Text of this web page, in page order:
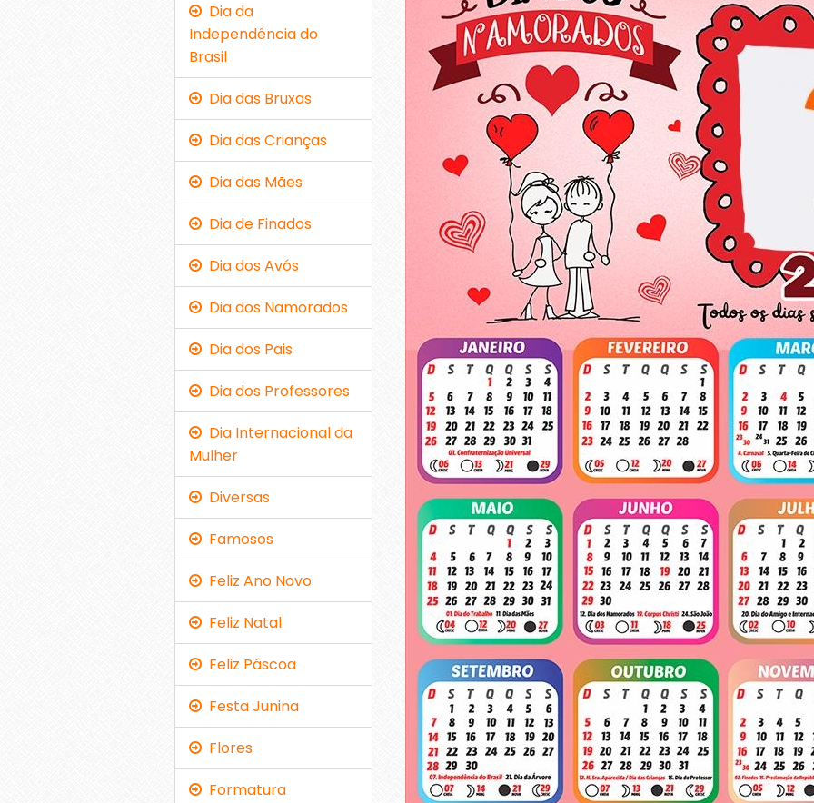
Dia da
Independência do
Brasil
Dia das Bruxas
Dia das Crianças
Dia das Mães
Dia de Finados
Dia dos Avós
Dia dos Namorados
Dia dos Pais
Dia dos Professores
Dia Internacional da
Mulher
Diversas
Famosos
Feliz Ano Novo
Feliz Natal
Feliz Páscoa
Festa Junina
Flores
Formatura